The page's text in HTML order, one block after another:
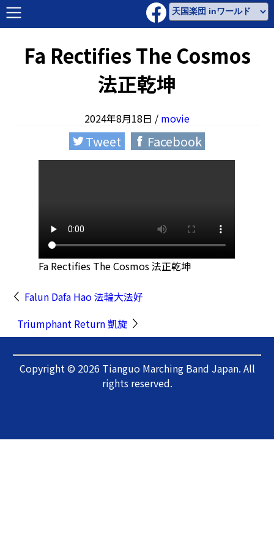
Fa Rectifies The Cosmos
法正乾坤
2024年8月18日 / movie
Tweet Facebook
Fa Rectifies The Cosmos 法正乾坤
Falun Dafa Hao 法輪大法好
Triumphant Return 凱旋
Copyright © 2026 Tianguo Marching Band Japan. All
rights reserved.